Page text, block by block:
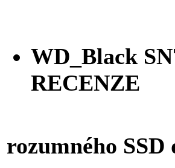
WD_Black
RECENZE
rozumného SSD